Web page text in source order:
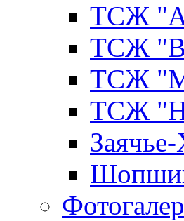
ТСЖ
ТСЖ
ТСЖ
ТСЖ